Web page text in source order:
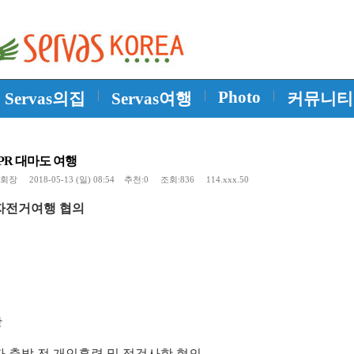
Servas의집 | Servas여행 | Photo | 커뮤니티
대마도 여행
장2018-05-13 (일) 08:54 추천:0 조회:836 114.xxx.50
전거여행 협의